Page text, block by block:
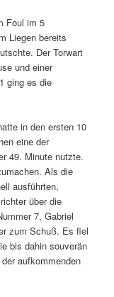
Foul im 5
Liegen bereits
Der Torwart
und einer
ging es die
in den ersten 10
eine der
49. Minute nutzte.
Als die
ausführten,
über die
7, Gabriel
zum Schuß. Es fiel
bis dahin souverän
aufkommenden